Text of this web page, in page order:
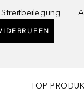
TOP